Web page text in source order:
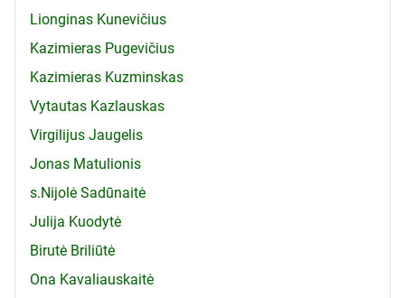
Lionginas Kunevičius
Kazimieras Pugevičius
Kazimieras Kuzminskas
Vytautas Kazlauskas
Virgilijus Jaugelis
Jonas Matulionis
s.Nijolė Sadūnaitė
Julija Kuodytė
Birutė Briliūtė
Ona Kavaliauskaitė